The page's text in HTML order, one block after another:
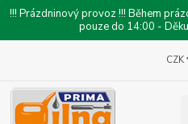
!!! Prázdninový provoz !!! Během
pouze do 14:00 -
CZK